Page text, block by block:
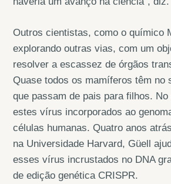
Outros cientistas, como o químico
explorando outras vias, com um
resolver a escassez de órgãos
Quase todos os mamíferos têm no
que passam de pais para filhos.
estes vírus incorporados ao
células humanas. Quatro anos
na Universidade Harvard, Güell
esses vírus incrustados no DNA
de edição genética CRISPR.